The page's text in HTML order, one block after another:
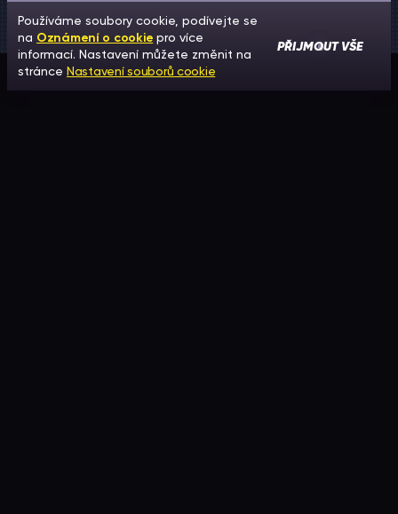
Používáme soubory cookie, podívejte se
na Oznámení o cookie pro více
informací. Nastavení můžete změnit na
stránce Nastavení souborů cookie
PŘIJMOUT VŠE